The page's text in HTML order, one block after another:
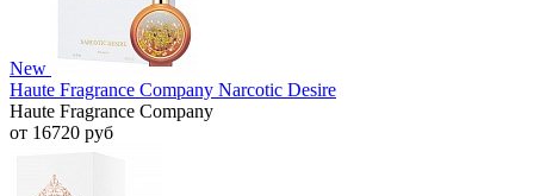
New
Haute Fragrance Company Narcotic Desire
Haute Fragrance Company
от 16720 руб